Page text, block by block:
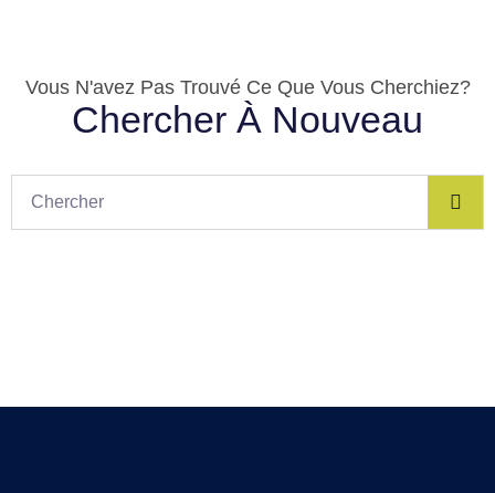
Vous N'avez Pas Trouvé Ce Que Vous Cherchiez?
Chercher À Nouveau